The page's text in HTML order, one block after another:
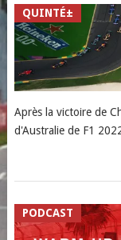
QUINTÉ±
Après la victoire de
d'Australie de F1
PODCAST